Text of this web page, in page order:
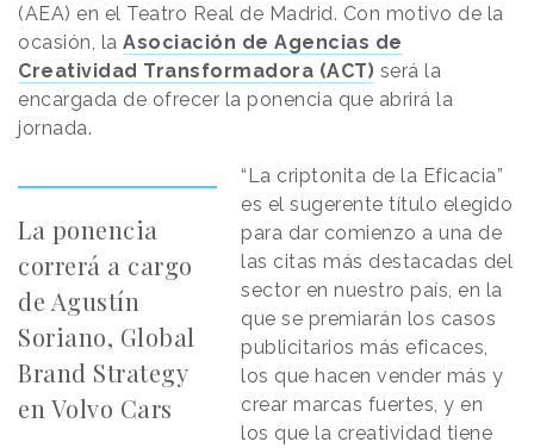
(AEA) en el Teatro Real de Madrid. Con motivo de la
ocasión, la Asociación de Agencias de
Creatividad Transformadora (ACT) será la
encargada de ofrecer la ponencia que abrirá la
jornada.
La ponencia
correrá a cargo
de Agustín
Soriano, Global
Brand Strategy
en Volvo Cars
“La criptonita de la Eficacia”
es el sugerente título elegido
para dar comienzo a una de
las citas más destacadas del
sector en nuestro país, en la
que se premiarán los casos
publicitarios más eficaces,
los que hacen vender más y
crear marcas fuertes, y en
los que la creatividad tiene